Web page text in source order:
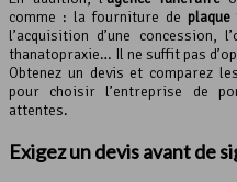
comme : la fourniture de
l’acquisition d’une concession,
thanatopraxie… Il ne suffit pas
Obtenez un devis et comparez
pour choisir l’entreprise de
attentes.
Exigez un devis avant de